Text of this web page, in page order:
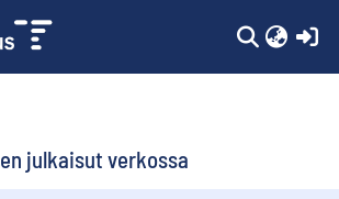
julkaisut verkossa